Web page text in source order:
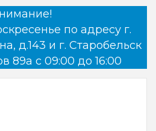
по адресу г.
д.143 и г. Старобельск
89а с 09:00 до 16:00